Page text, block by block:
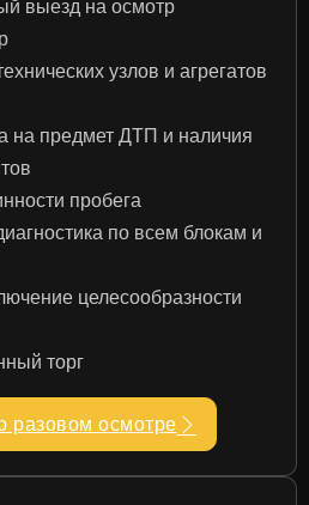
выезд на осмотр
узлов и агрегатов
на предмет ДТП и наличия
пробега
по всем блокам и
целесообразности
торг
разовом осмотре